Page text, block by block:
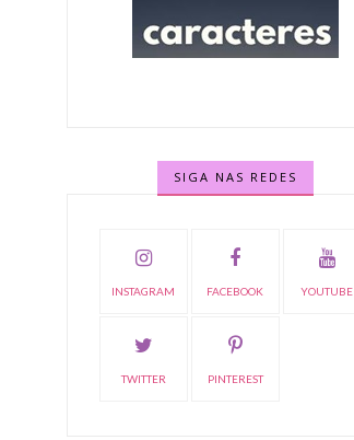
SIGA NAS REDES
INSTAGRAM FACEBOOK YOUTUBE
TWITTER PINTEREST